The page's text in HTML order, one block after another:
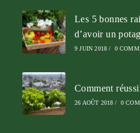
Les 5 bonnes
d’avoir un
9 JUIN 2018 / 0
Comment
26 AOÛT 2018 / 0